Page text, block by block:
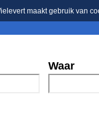
maakt gebruik van
Waar